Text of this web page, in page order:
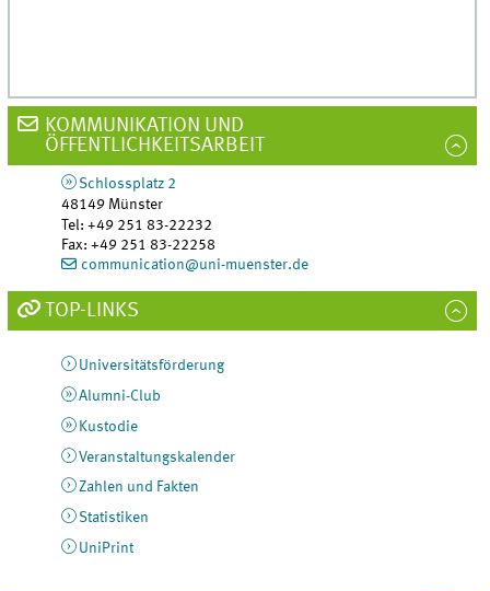
KOMMUNIKATION UND
ÖFFENTLICHKEITSARBEIT
Schlossplatz 2
48149 Münster
Tel:+49 251 83-22232
Fax:+49 251 83-22258
communication@uni-muenster.de
TOP-LINKS
Universitätsförderung
Alumni-Club
Kustodie
Veranstaltungskalender
Zahlen und Fakten
Statistiken
UniPrint